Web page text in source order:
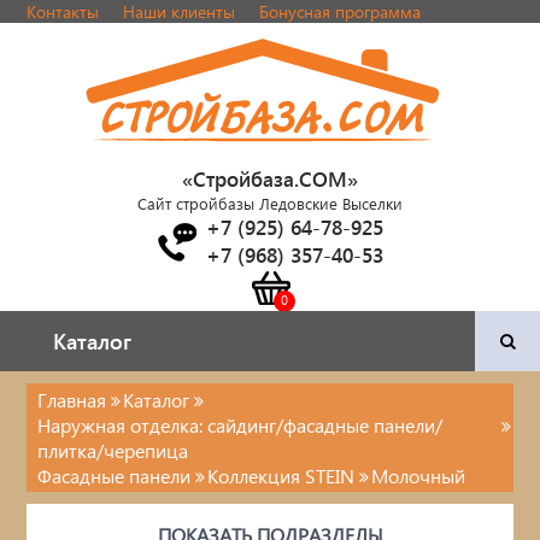
Контакты Наши клиенты Бонусная программа
«Стройбаза.COM»
Сайт стройбазы Ледовские Выселки
+7 (925) 64-78-925
+7 (968) 357-40-53
Каталог
Каталог
Двери и фурнитура
Наша продукция
Главная
Каталог
Наружная отделка: сайдинг/фасадные панели/
плитка/черепица
Фасадные панели
Коллекция STEIN Молочный
ПОКАЗАТЬ ПОДРАЗДЕЛЫ